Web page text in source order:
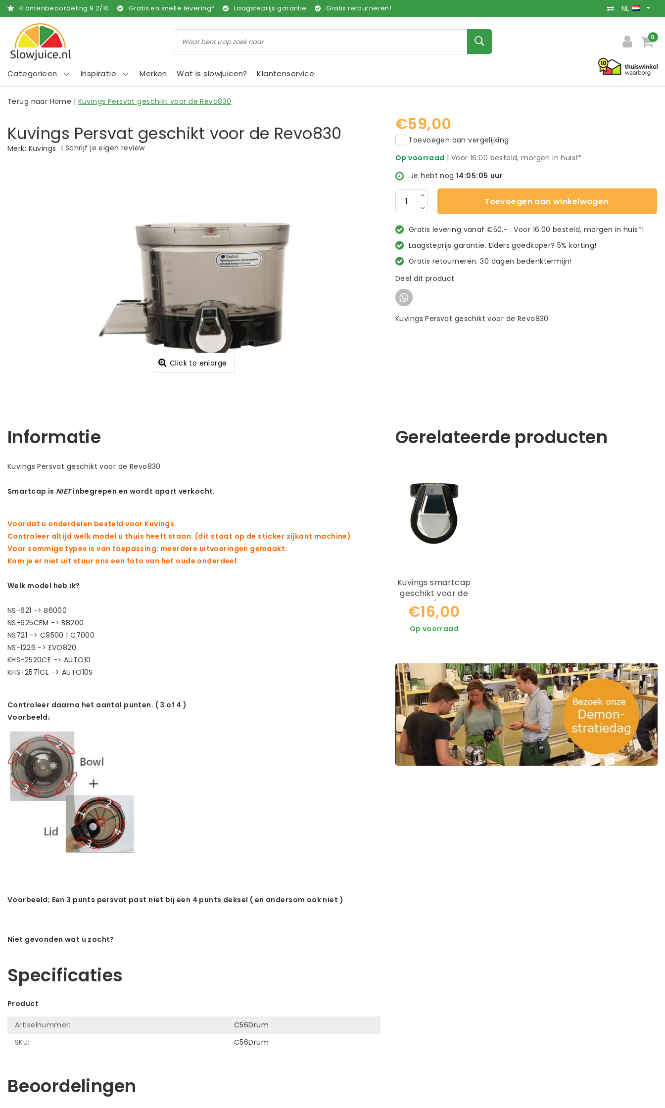
Klantenbeoordeling 9.2/10 Gratis en snelle levering* Laagsteprijs garantie Gratis retourneren! NL
0
Categorieën Inspiratie Merken Wat is slowjuicen? Klantenservice
Terug naar Home | Kuvings Persvat geschikt voor de Revo830
Kuvings Persvat geschikt voor de Revo830
Merk: Kuvings | Schrijf je eigen review
Click to enlarge
€59,00
Toevoegen aan vergelijking
Op voorraad | Voor 16:00 besteld, morgen in huis!*
Je hebt nog 14:05:04 uur
Toevoegen aan winkelwagen
Gratis levering vanaf €50,- . Voor 16:00 besteld, morgen in huis*!
Laagsteprijs garantie. Elders goedkoper? 5% korting!
Gratis retourneren. 30 dagen bedenktermijn!
Deel dit product
Kuvings Persvat geschikt voor de Revo830
Informatie
Kuvings Persvat geschikt voor de Revo830
Smartcap is NIETinbegrepen en wordt apart verkocht.
Voordat u onderdelen besteld voor Kuvings.
Controleer altijd welk model u thuis heeft staan. (dit staat op de sticker zijkant machine)
Voor sommige types is van toepassing: meerdere uitvoeringen gemaakt.
Kom je er niet uit stuur ons een foto van het oude onderdeel.
Welk model heb ik?
NS-621 -> B6000
NS-625CEM -> B8200
NS721 -> C9500 | C7000
NS-1226 -> EVO820
KHS-2520CE -> AUTO10
KHS-2571CE -> AUTO10S
Controleer daarna het aantal punten. ( 3 of 4 )
Voorbeeld;
Voorbeeld; Een 3 punts persvat past niet bij een 4 punts deksel ( en andersom ook niet )
Niet gevonden wat u zocht?
Specificaties
Product
Artikelnummer:
C56Drum
SKU:
C56Drum
Beoordelingen
Gerelateerde producten
Kuvings smartcap
geschikt voor de
revo830/ AUTO10
€16,00
Op voorraad